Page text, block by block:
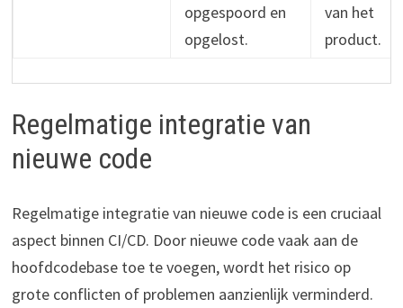
opgespoord en
opgelost.
van het
product.
Regelmatige integratie van
nieuwe code
Regelmatige integratie van nieuwe code is een cruciaal
aspect binnen CI/CD. Door nieuwe code vaak aan de
hoofdcodebase toe te voegen, wordt het risico op
grote conflicten of problemen aanzienlijk verminderd.